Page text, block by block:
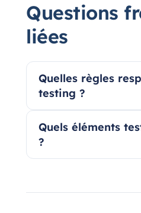
Questions
liées
Quelles règles
testing ?
Quels éléments
?